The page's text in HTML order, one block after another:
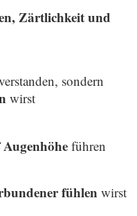
Zärtlichkeit und
sondern
wirst
führen
fühlenwirst